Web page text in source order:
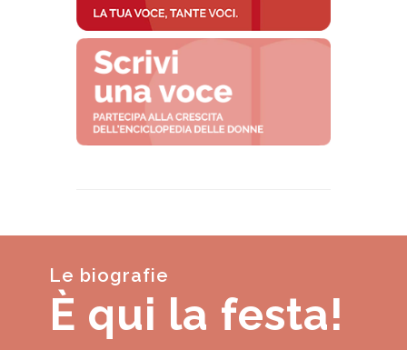
Le biografie
È qui la festa!